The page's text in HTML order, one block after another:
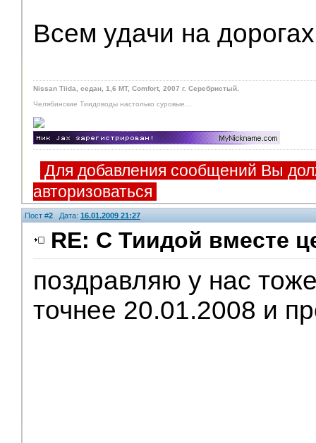
Всем удачи на
Nissan Tiida, седан, 1,6 MT, Comfort, 2007 г. Серебристый.
Челябинские Тиидоводы настолько суровые...
Для добавления сообщений Вы
авторизоваться
Пост #2 Дата: 16.01.2009 21:27
RE: С Тиидой вместе
поздравляю у нас
точнее 20.01.2008 и